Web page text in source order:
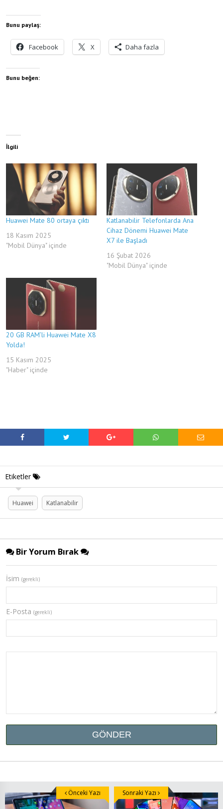
Bunu paylaş:
Facebook X Daha fazla
Bunu beğen:
İlgili
Huawei Mate 80 ortaya çıktı
18 Kasım 2025
"Mobil Dünya" içinde
Katlanabilir Telefonlarda Ana
Cihaz Dönemi Huawei Mate
X7 ile Başladı
16 Şubat 2026
"Mobil Dünya" içinde
20 GB RAM’li Huawei Mate X8
Yolda!
15 Kasım 2025
"Haber" içinde
Etiketler
Huawei Katlanabilir
Bir Yorum Bırak
İsim (gerekli)
E-Posta (gerekli)
Önceki Yazı Sonraki Yazı